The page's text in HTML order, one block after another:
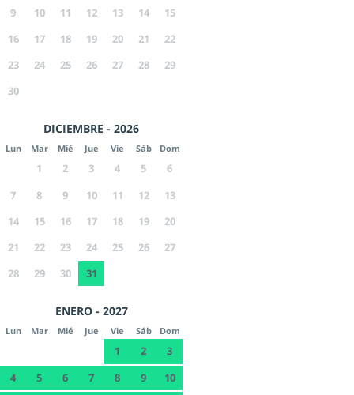
9
10 11 12 13 14
15
16
17 18 19 20 21
22
23
24 25 26 27 28
29
30
DICIEMBRE - 2026
Lun Mar Mié Jue Vie Sáb Dom
1 2 3 4 5
6
7
8 9 10 11 12
13
14
15 16 17 18 19
20
21
22 23 24 25 26
27
28
29 30 31
ENERO - 2027
Lun Mar Mié Jue Vie Sáb Dom
1 2
3
4
5 6 7 8 9
10